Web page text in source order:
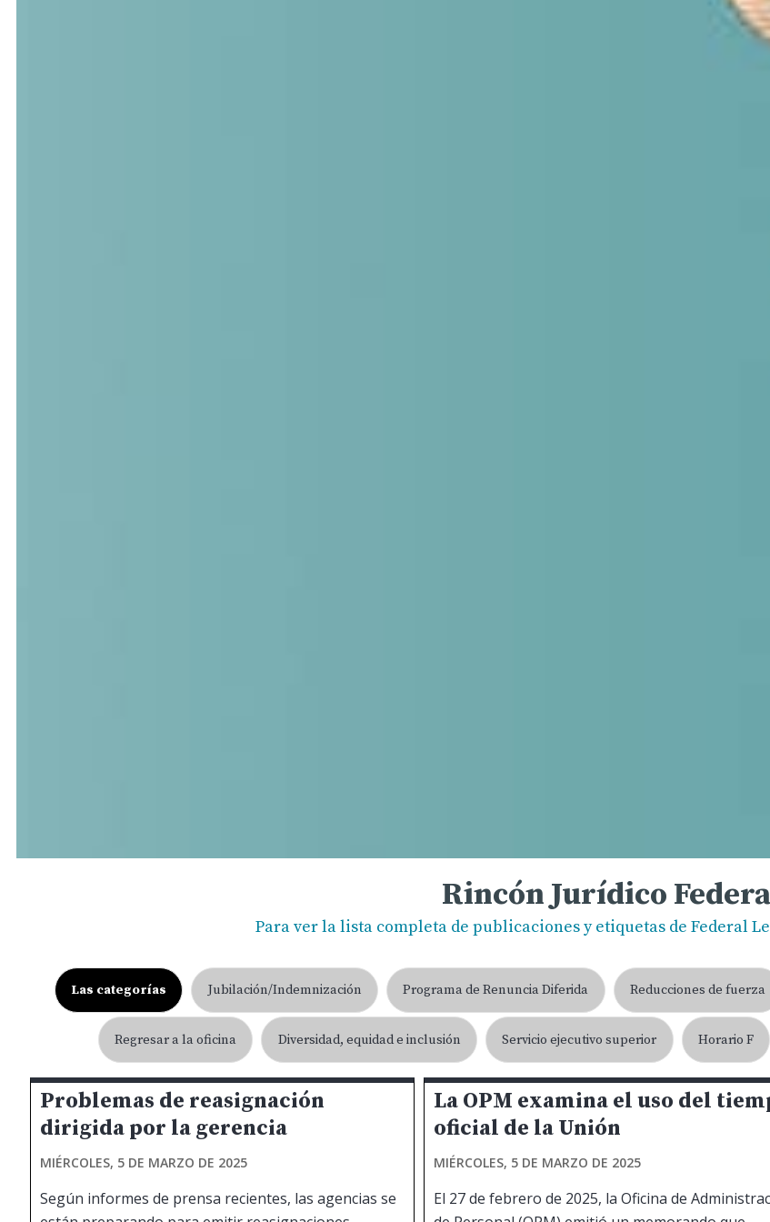
Rincón Jurídico
Para ver la lista completa de publicaciones y etiquetas de Federal
Las categorías Jubilación/Indemnización Programa de Renuncia Diferida Reducciones de fuerza
Regresar a la oficina Diversidad, equidad e inclusión Servicio ejecutivo superior Horario F
Problemas de reasignación
dirigida por la gerencia
MIÉRCOLES, 5 DE MARZO DE 2025
Según informes de prensa recientes, las agencias se
La OPM examina el uso del
oficial de la Unión
MIÉRCOLES, 5 DE MARZO DE 2025
El 27 de febrero de 2025, la Oficina de